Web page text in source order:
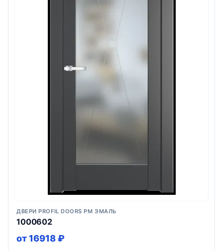
ДВЕРИ PROFIL DOORS PM ЭМАЛЬ
1000602
от 16918 ₽